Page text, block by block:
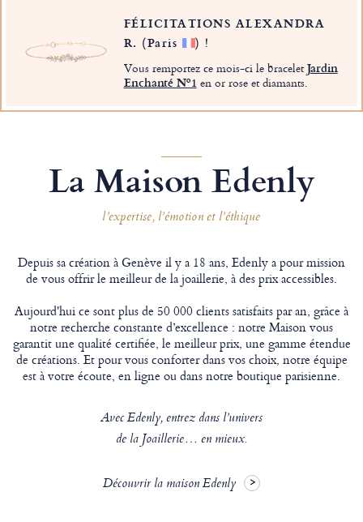
FÉLICITATIONS ALEXANDRA
R. (Paris ) !
Vous remportez ce mois-ci le braceletJardin
Enchanté Nº1 en or rose et diamants.
La Maison Edenly
l’expertise, l’émotion et l’éthique
Depuis sa création à Genève il y a 18 ans, Edenly a pour mission
de vous offrir le meilleur de la joaillerie, à des prix accessibles.
Aujourd'hui ce sont plus de 50 000 clients satisfaits par an, grâce à
notre recherche constante d’excellence : notre Maison vous
garantit une qualité certifiée, le meilleur prix, une gamme étendue
de créations. Et pour vous conforter dans vos choix, notre équipe
est à votre écoute, en ligne ou dans notre boutique parisienne.
Avec Edenly, entrez dans l’univers
de la Joaillerie… en mieux.
Découvrir la maison Edenly